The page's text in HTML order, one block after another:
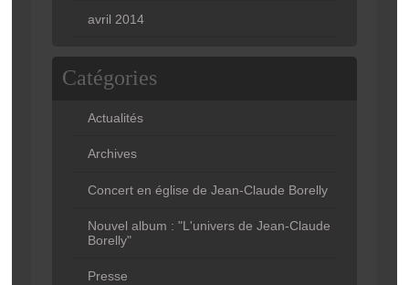
avril 2014
Catégories
Actualités
Archives
Concert en église de Jean-Claude Borelly
Nouvel album : "L'univers de Jean-Claude
Borelly"
Presse